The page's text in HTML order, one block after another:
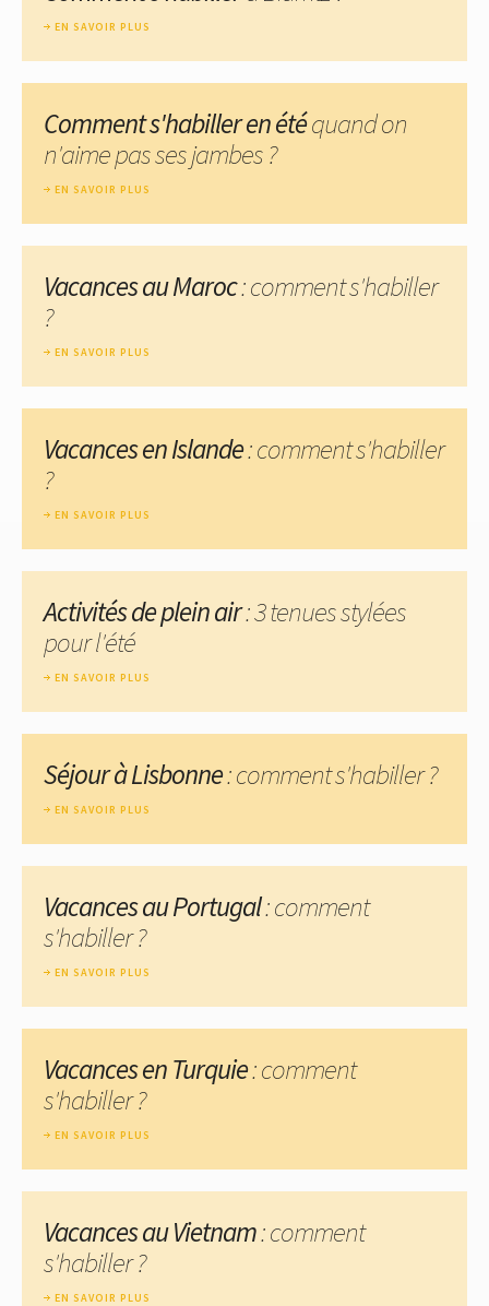
EN SAVOIR PLUS
Comment s'habiller en étéquand on
n'aime pas ses jambes ?
EN SAVOIR PLUS
Vacances au Maroc: comment s'habiller
?
EN SAVOIR PLUS
Vacances en Islande: comment s'habiller
?
EN SAVOIR PLUS
Activités de plein air: 3 tenues stylées
pour l'été
EN SAVOIR PLUS
Séjour à Lisbonne: comment s'habiller ?
EN SAVOIR PLUS
Vacances au Portugal: comment
s'habiller ?
EN SAVOIR PLUS
Vacances en Turquie: comment
s'habiller ?
EN SAVOIR PLUS
Vacances au Vietnam: comment
s'habiller ?
EN SAVOIR PLUS